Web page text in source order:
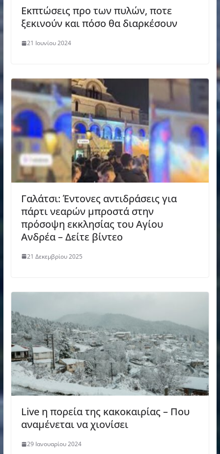
Εκπτώσεις προ των πυλών, ποτε
ξεκινούν και πόσο θα διαρκέσουν
21 Ιουνίου 2024
Γαλάτσι: Έντονες αντιδράσεις για
πάρτι νεαρών μπροστά στην
πρόσοψη εκκλησίας του Αγίου
Ανδρέα – Δείτε βίντεο
21 Δεκεμβρίου 2025
Live η πορεία της κακοκαιρίας – Που
αναμένεται να χιονίσει
29 Ιανουαρίου 2024